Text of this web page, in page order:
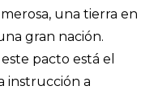
una tierra en
gran nación.
pacto está el
instrucción a